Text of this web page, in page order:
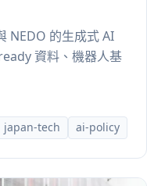
NEDO 的生成式 AI
資料、機器人基
japan-tech ai-policy